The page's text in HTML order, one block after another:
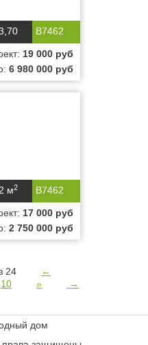
B7462
19 000 руб
6 980 000 руб
B7462
м2
17 000 руб
2 750 000 руб
24
←
10 » →